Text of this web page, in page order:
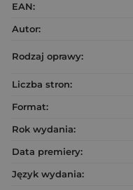
EAN:
Autor:
Rodzaj oprawy:
Liczba stron:
Format:
Rok wydania:
Data premiery:
Język wydania: